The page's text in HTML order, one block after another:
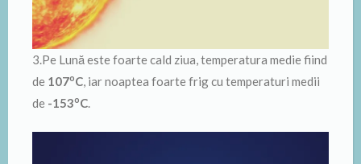
3.Pe Lună este foarte cald ziua, temperatura medie fiind
de 107oC, iar noaptea foarte frig cu temperaturi medii
de -153oC.